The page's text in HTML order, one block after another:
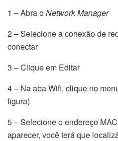
1 – Abra oNetwork Manager
2 – Selecione a conexão de
conectar
3 – Clique em Editar
4 – Na aba Wifi, clique no
figura)
5 – Selecione o endereço
aparecer, você terá que